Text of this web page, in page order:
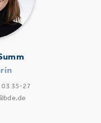
03 35-27